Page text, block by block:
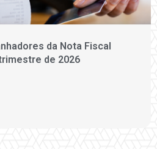
da Nota Fiscal
de 2026